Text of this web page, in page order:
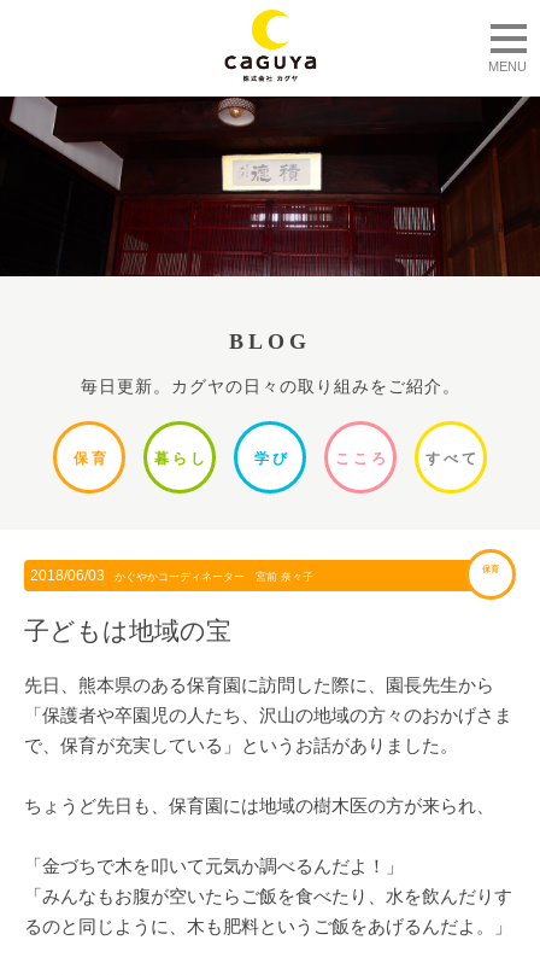
MENU
BLOG
毎日更新。カグヤの日々の取り組みをご紹介。
保 育 暮ら し 学 び ここ ろ すべて
2018/06/03 かぐやかコーディネーター 宮前 奈々子
保育
子どもは地域の宝
先日、熊本県のある保育園に訪問した際に、園長先生から
「保護者や卒園児の人たち、沢山の地域の方々のおかげさま
で、保育が充実している」というお話がありました。
ちょうど先日も、保育園には地域の樹木医の方が来られ、
「金づちで木を叩いて元気か調べるんだよ！」
「みんなもお腹が空いたらご飯を食べたり、水を飲んだりす
るのと同じように、木も肥料というご飯をあげるんだよ。」